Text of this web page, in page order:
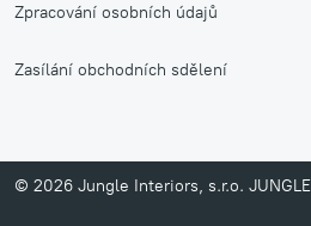
Zpracování osobních údajů
Zasílání obchodních sdělení
© 2026 Jungle Interiors, s.r.o. JUNGLE